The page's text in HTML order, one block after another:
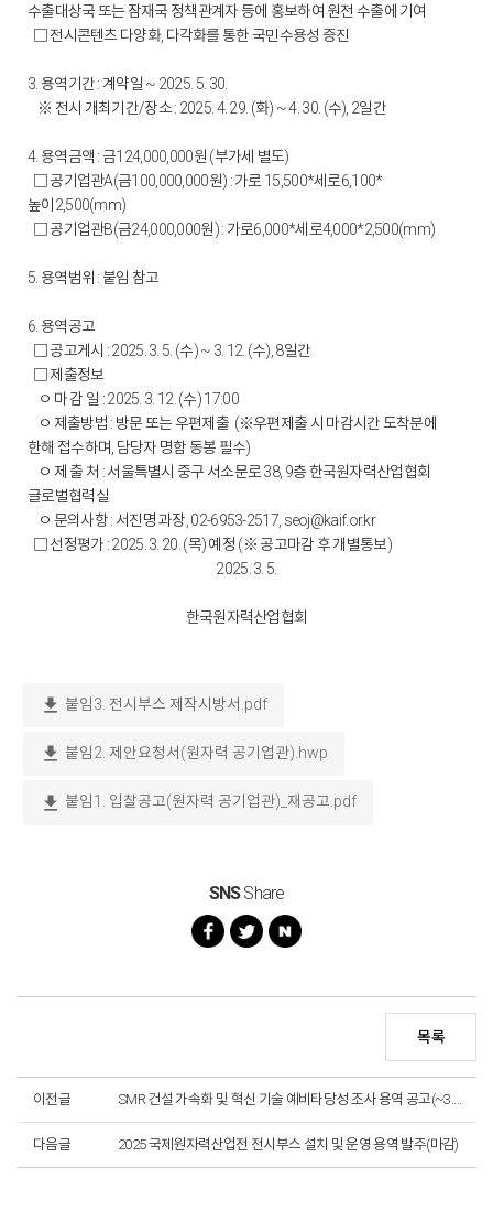
수출대상국 또는 잠재국 정책관계자 등에 홍보하여 원전 수출에 기여
□ 전시콘텐츠 다양화, 다각화를 통한 국민수용성 증진
3. 용역기간 : 계약일 ~ 2025. 5. 30.
※ 전시 개최기간/장소 : 2025. 4. 29. (화) ~ 4. 30. (수), 2일간
4. 용역금액 : 금124,000,000원 (부가세 별도)
□ 공기업관A(금100,000,000원) : 가로 15,500*세로6,100*
높이2,500(mm)
□ 공기업관B(금24,000,000원) : 가로6,000*세로4,000*2,500(mm)
5. 용역범위 : 붙임 참고
6. 용역공고
□ 공고게시 : 2025. 3. 5. (수) ~ 3. 12. (수), 8일간
□ 제출정보
ㅇ 마 감 일 : 2025. 3. 12. (수) 17:00
ㅇ 제출방법 : 방문 또는 우편제출 (※우편제출 시 마감시간 도착분에
한해 접수하며, 담당자 명함 동봉 필수)
ㅇ 제 출 처 : 서울특별시 중구 서소문로 38, 9층 한국원자력산업협회
글로벌협력실
ㅇ 문의사항 : 서진명 과장, 02-6953-2517, seoj@kaif.or.kr
□ 선정평가 : 2025. 3. 20. (목) 예정 (※ 공고마감 후 개별통보)
2025. 3. 5.
한국원자력산업협회
download 붙임3. 전시부스 제작시방서.pdf
download 붙임2. 제안요청서(원자력 공기업관).hwp
download 붙임1. 입찰공고(원자력 공기업관)_재공고.pdf
SNSShare
목록
이전글
다음글 2025 국제원자력산업전 전시부스 설치 및 운영 용역 발주(마감)